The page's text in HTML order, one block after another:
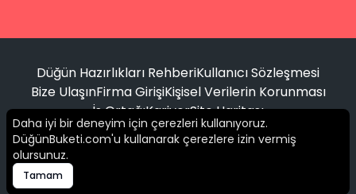
Filtrele
Düğün Hazırlıkları RehberiKullanıcı Sözleşmesi
Bize UlaşınFirma GirişiKişisel Verilerin Korunması
İş OrtağıKariyerSite Haritası
© 2016 -
Daha iyi bir deneyim için çerezleri kullanıyoruz.
DüğünBuketi.com'u kullanarak çerezlere izin vermiş
olursunuz.
Tamam